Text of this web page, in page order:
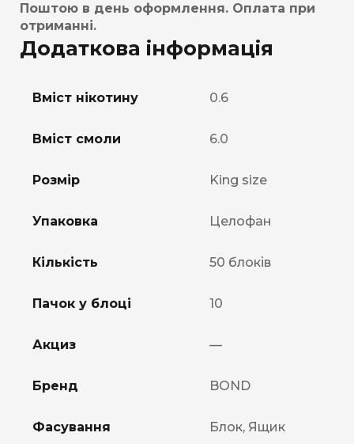
Поштою в день оформлення. Оплата при
отриманні.
Додаткова інформація
Вміст нікотину 0.6
Вміст смоли 6.0
Розмір King size
Упаковка Целофан
Кількість 50 блоків
Пачок у блоці 10
Акциз —
Бренд BOND
Фасування Блок, Ящик